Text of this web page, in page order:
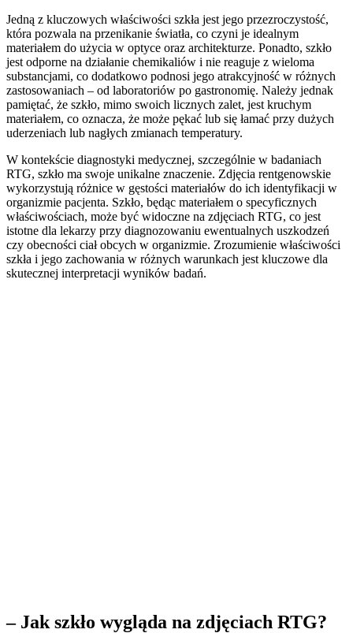
Jedną z kluczowych właściwości szkła jest jego przezroczystość,
która pozwala na przenikanie światła, co czyni je idealnym
materiałem do użycia w optyce oraz architekturze. Ponadto, szkło
jest odporne na działanie chemikaliów i nie reaguje z wieloma
substancjami, co dodatkowo podnosi jego atrakcyjność w różnych
zastosowaniach – od laboratoriów po gastronomię. Należy jednak
pamiętać, że szkło, mimo swoich licznych zalet, jest kruchym
materiałem, co oznacza, że może pękać lub się łamać przy dużych
uderzeniach lub nagłych zmianach temperatury.
W kontekście diagnostyki medycznej, szczególnie w badaniach
RTG, szkło ma swoje unikalne znaczenie. Zdjęcia rentgenowskie
wykorzystują różnice w gęstości materiałów do ich identyfikacji w
organizmie pacjenta. Szkło, będąc materiałem o specyficznych
właściwościach, może być widoczne na zdjęciach RTG, co jest
istotne dla lekarzy przy diagnozowaniu ewentualnych uszkodzeń
czy obecności ciał obcych w organizmie. Zrozumienie właściwości
szkła i jego zachowania w różnych warunkach jest kluczowe dla
skutecznej interpretacji wyników badań.
– Jak szkło wygląda na zdjęciach RTG?